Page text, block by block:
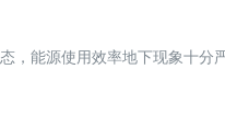
，能源使用效率地下现象十分严